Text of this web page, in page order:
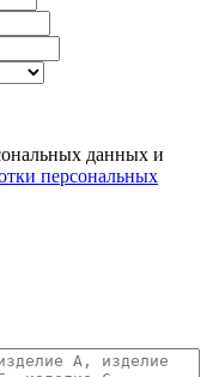
данных и
персональных